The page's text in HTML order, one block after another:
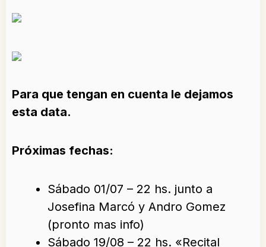
Para que tengan en cuenta le dejamos
esta data.
Próximas fechas:
Sábado 01/07 – 22 hs. junto a
Josefina Marcó y Andro Gomez
(pronto mas info)
Sábado 19/08 – 22 hs. «Recital